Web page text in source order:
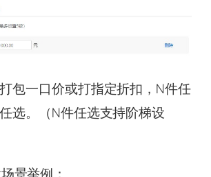
包一口价或打指定折扣，N件任
选。（N件任选支持阶梯设